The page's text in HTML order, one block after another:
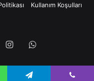
Kullanım Koşulları
InstagramWhatsApp